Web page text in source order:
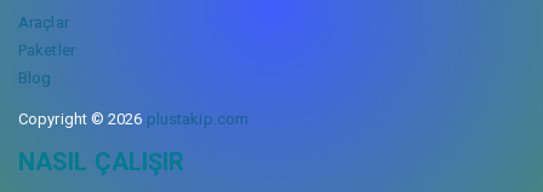
Araçlar
Paketler
Blog
Copyright © 2026 plustakip.com
NASIL ÇALIŞIR